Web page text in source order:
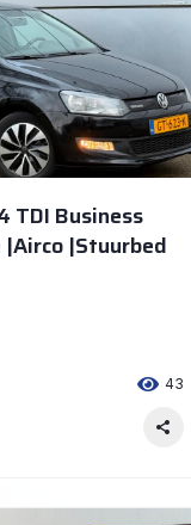
TDI Business
|Stuurbed
43